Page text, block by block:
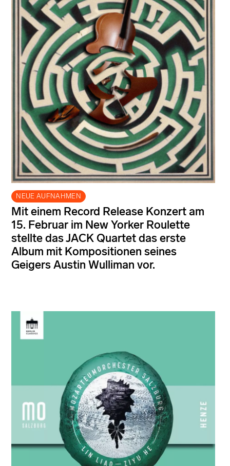
NEUE AUFNAHMEN
Mit einem Record Release Konzert am
15. Februar im New Yorker Roulette
stellte das JACK Quartet das erste
Album mit Kompositionen seines
Geigers Austin Wulliman vor.